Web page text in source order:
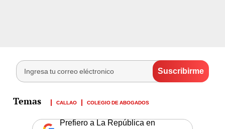
CALLAO COLEGIO DE ABOGADOS
Prefiero a La República en